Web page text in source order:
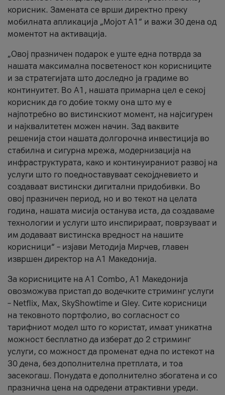
корисник. Замената се врши директно преку
мобилната апликација „Мојот А1“ и важи 30 дена од
моментот на активација.
„Овој празничен подарок е уште една потврда за
нашата максимална посветеност кон корисниците
и за стратегијата што доследно ја градиме во
континуитет. Во А1, нашата примарна цел е секој
корисник да го добие токму она што му е
најпотребно во вистинскиот момент, на најсигурен
и најквалитетен можен начин. Зад ваквите
решенија стои нашата долгорочна инвестиција во
стабилна и сигурна мрежа, модернизација на
инфраструктурата, како и континуираниот развој на
услуги што го поедноставуваат секојдневието и
создаваат вистински дигитални придобивки. Во
овој празничен период, но и во текот на целата
година, нашата мисија останува иста, да создаваме
технологии и услуги што инспирираат, поврзуваат и
им додаваат вистинска вредност на нашите
корисници“ – изјави Методија Мирчев, главен
извршен директор на А1 Македонија.
За корисниците на A1 Combo, А1 Македонија
овозможува пристап до водечките стриминг услуги
– Netflix, Max, SkyShowtime и Gley. Сите корисници
на тековното портфолио, во согласност со
тарифниот модел што го користат, имаат уникатна
можност бесплатно да изберат до 2 стриминг
услуги, со можност да променат една по истекот на
30 дена, без дополнителна претплата, и тоа
засекогаш. Понудата е дополнително збогатена и со
празнична цена на одредени атрактивни уреди.